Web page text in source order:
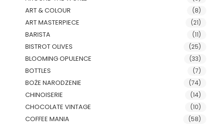
ART & COLOUR (8)
ART MASTERPIECE (21)
BARISTA (11)
BISTROT OLIVES (25)
BLOOMING OPULENCE (33)
BOTTLES (7)
BOŻE NARODZENIE (74)
CHINOISERIE (14)
CHOCOLATE VINTAGE (10)
COFFEE MANIA (58)